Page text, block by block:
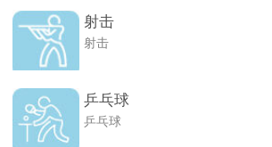
射击
射击
乒乓球
乒乓球